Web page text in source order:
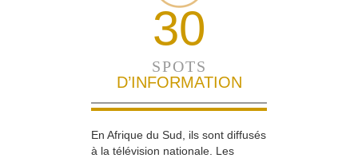
30
SPOTS
D’INFORMATION
En Afrique du Sud, ils sont diffusés
à la télévision nationale. Les